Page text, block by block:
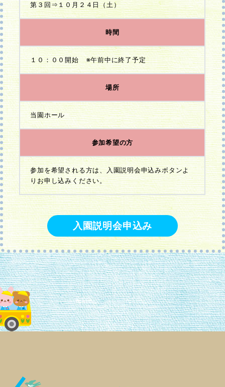
第３回⇒１０月２４日（土）
時間
１０：００開始 ※午前中に終了予定
場所
当園ホール
参加希望の方
参加を希望される方は、入園説明会申込みボタンよ
りお申し込みください。
入園説明会申込み